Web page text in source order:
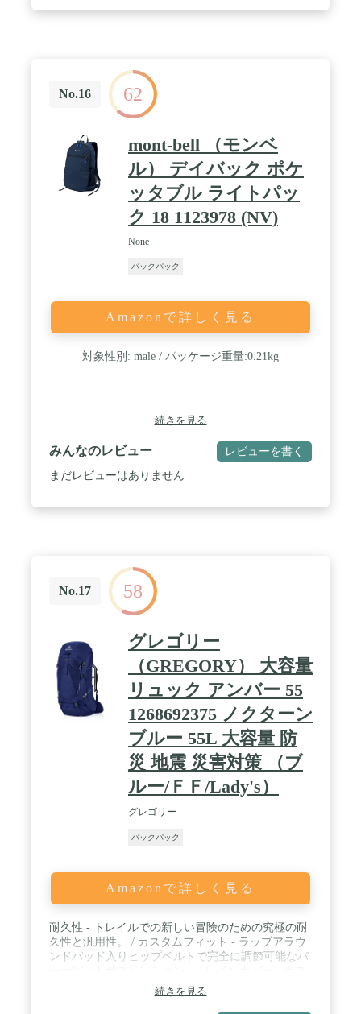
No.16 62
mont-bell （モンベ
ル） デイバック ポケ
ッタブル ライトパッ
ク 18 1123978 (NV)
None
バックパック
Amazonで詳しく見る
対象性別: male / パッケージ重量:0.21kg
続きを見る
みんなのレビュー レビューを書く
まだレビューはありません
No.17 58
グレゴリー
（GREGORY） 大容量
リュック アンバー 55
1268692375 ノクターン
ブルー 55L 大容量 防
災 地震 災害対策 （ブ
ルー/ＦＦ/Lady's）
グレゴリー
バックパック
Amazonで詳しく見る
耐久性 - トレイルでの新しい冒険のための究極の耐
久性と汎用性。 / カスタムフィット - ラップアラウ
ンドパッド入りヒップベルトで完全に調節可能なバ
タムフィット、カラーマッチしたレインカバー。
続きを見る